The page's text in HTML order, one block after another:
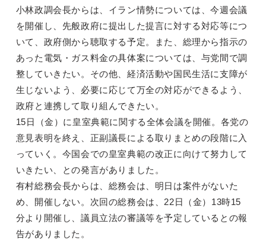
小林政調会長からは、イラン情勢については、今週会議
を開催し、先般政府に提出した提言に対する対応等につ
いて、政府側から聴取する予定。また、総理から指示の
あった電気・ガス料金の具体案については、与党間で調
整していきたい。その他、経済活動や国民生活に支障が
生じないよう、必要に応じて万全の対応ができるよう、
政府と連携して取り組んできたい。
15日（金）に皇室典範に関する全体会議を開催。各党の
意見表明を終え、正副議長による取りまとめの段階に入
っていく。今国会での皇室典範の改正に向けて努力して
いきたい、との発言がありました。
有村総務会長からは、総務会は、明日は案件がないた
め、開催しない。次回の総務会は、22日（金）13時15
分より開催し、議員立法の審議等を予定しているとの報
告がありました。